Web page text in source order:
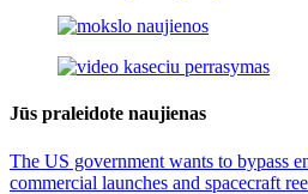
Jūs praleidote naujienas
The US government wants to bypass
commercial launches and spacecraft